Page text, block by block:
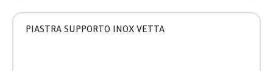
PIASTRA SUPPORTO INOX VETTA